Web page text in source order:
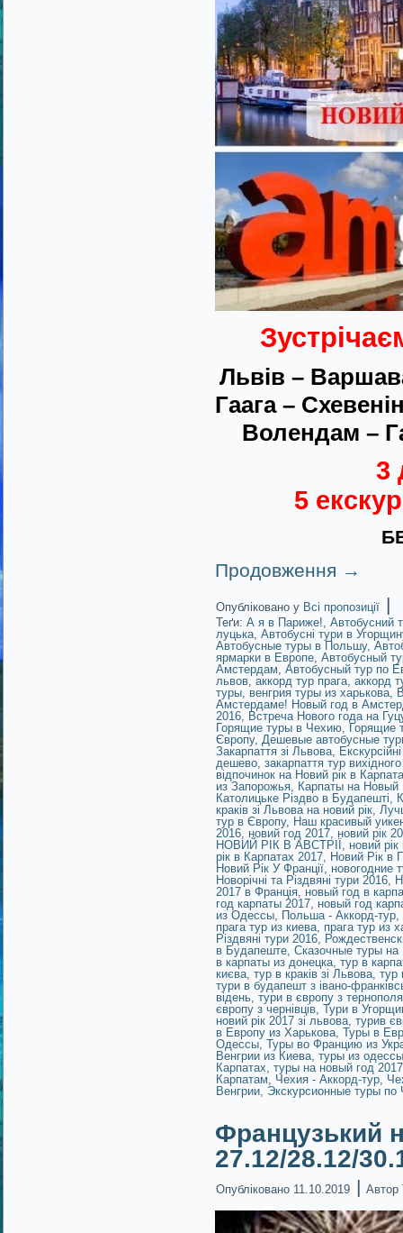
Львів –
Гаага –
Волендам –
3
5
Продовження →
Опубліковано у Всі пропозиції |
Теґи: А я в Париже!, Автобусний
луцька, Автобусні тури в
Автобусные туры в Польшу,
ярмарки в Европе, Автобусный
Амстердам, Автобусный тур по
львов, аккорд тур прага, аккорд
туры, венгрия туры из харькова,
Амстердаме! Новый год в
2016, Встреча Нового года на
Горящие туры в Чехию, Горящие
Європу, Дешевые автобусные
Закарпаття зі Львова,
дешево, закарпаття тур
відпочинок на Новий рік в
из Запорожья, Карпаты на Новый
Католицьке Різдво в Будапешті,
краків зі Львова на новий рік,
тур в Європу, Наш красивый
2016, новий год 2017, новий рік
НОВИЙ РІК В АВСТРІЇ , новий
рік в Карпатах 2017, Новий Рік в
Новий Рік У Франції, новогодние
Новорічні та Різдвяні тури 2016,
2017 в Франція, новый год в
год карпаты 2017, новый год
из Одессы, Польша - Аккорд-тур,
прага тур из киева, прага тур из
Різдвяні тури 2016,
в Будапеште, Сказочные туры
в карпаты из донецка, тур в
києва, тур в краків зі Львова, тур
тури в будапешт з івано-
відень, тури в європу з тернополя
європу з чернівців, Тури в
новий рік 2017 зі львова, турив
в Европу из Харькова, Туры в
Одессы, Туры во Францию из
Венгрии из Киева, туры из
Карпатах, туры на новый год
Карпатам, Чехия - Аккорд-тур,
Венгрии, Экскурсионные туры по
Французький
27.12/28.12/
Опубліковано 11.10.2019 | Автор